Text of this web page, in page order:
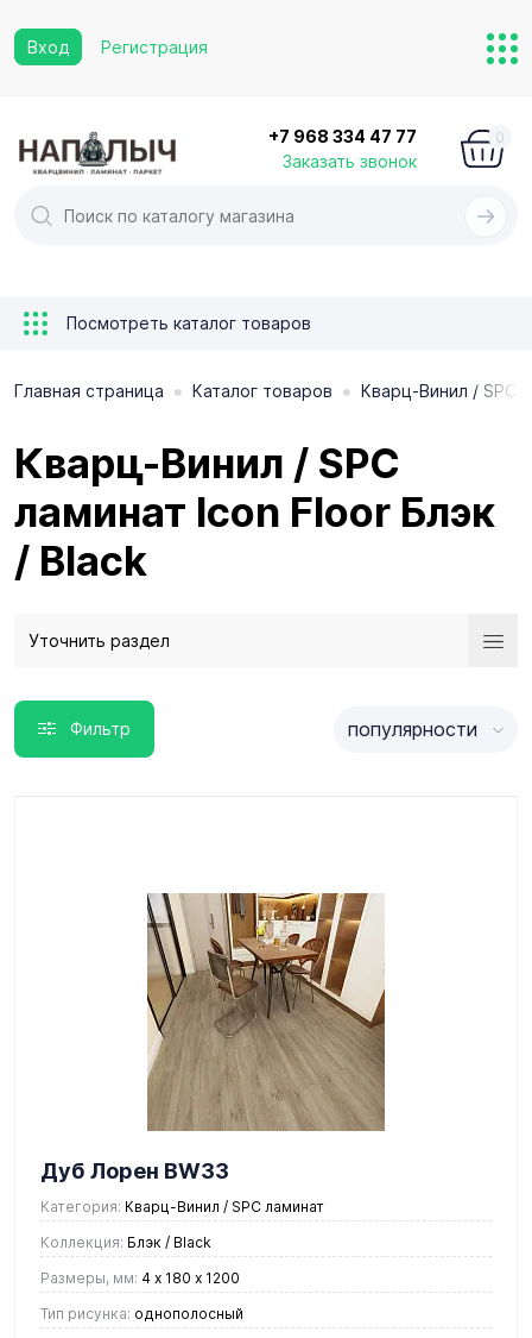
Вход Регистрация
+7 968 334 47 77
Заказать звонок
0
Посмотреть каталог товаров
Главная страница • Каталог товаров • Кварц-Винил / SPC
Кварц-Винил / SPC
ламинат Icon Floor Блэк
/ Black
Уточнить раздел
Фильтр популярности
Дуб Лорен BW33
Категория: Кварц-Винил / SPC ламинат
Коллекция: Блэк / Black
Размеры, мм: 4 х 180 х 1200
Тип рисунка: однополосный